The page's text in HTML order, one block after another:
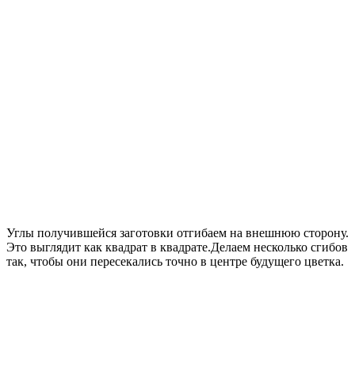
Углы получившейся заготовки отгибаем на внешнюю сторону.
Это выглядит как квадрат в квадрате.Делаем несколько сгибов
так, чтобы они пересекались точно в центре будущего цветка.